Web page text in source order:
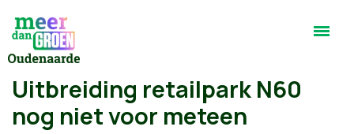
Uitbreiding retailpark N60
nog niet voor meteen